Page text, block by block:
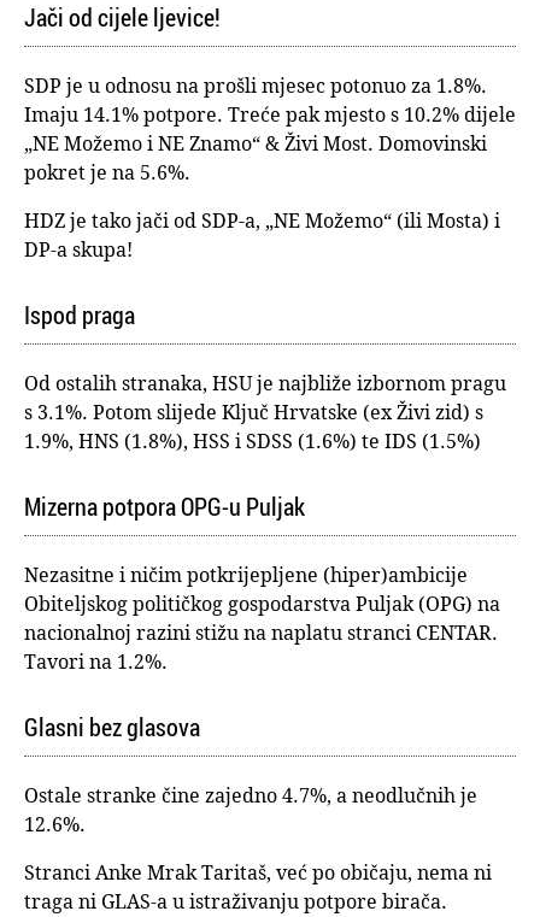
Jači od cijele ljevice!
SDP je u odnosu na prošli mjesec potonuo za 1.8%.
Imaju 14.1% potpore. Treće pak mjesto s 10.2% dijele
„NE Možemo i NE Znamo“ & Živi Most. Domovinski
pokret je na 5.6%.
HDZ je tako jači od SDP-a, „NE Možemo“ (ili Mosta) i
DP-a skupa!
Ispod praga
Od ostalih stranaka, HSU je najbliže izbornom pragu
s 3.1%. Potom slijede Ključ Hrvatske (ex Živi zid) s
1.9%, HNS (1.8%), HSS i SDSS (1.6%) te IDS (1.5%)
Mizerna potpora OPG-u Puljak
Nezasitne i ničim potkrijepljene (hiper)ambicije
Obiteljskog političkog gospodarstva Puljak (OPG) na
nacionalnoj razini stižu na naplatu stranci CENTAR.
Tavori na 1.2%.
Glasni bez glasova
Ostale stranke čine zajedno 4.7%, a neodlučnih je
12.6%.
Stranci Anke Mrak Taritaš, već po običaju, nema ni
traga ni GLAS-a u istraživanju potpore birača.